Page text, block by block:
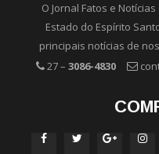
O Jornal Fatos e
Estado do Espírito
principais notícias de
27 – 3086-4830